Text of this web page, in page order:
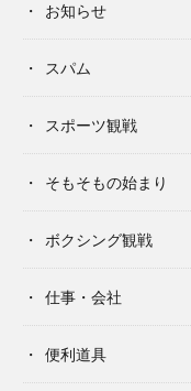
お知らせ
スパム
スポーツ観戦
そもそもの始まり
ボクシング観戦
仕事・会社
便利道具